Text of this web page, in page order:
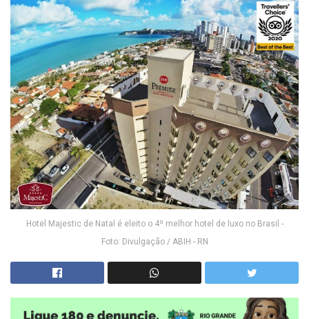
Hotel Majestic de Natal é eleito o 4º melhor hotel de luxo no Brasil -
Foto: Divulgação / ABIH - RN